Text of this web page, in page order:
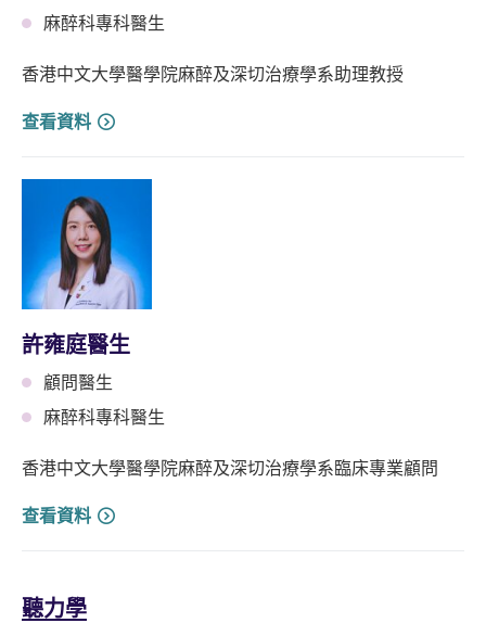
麻醉科專科醫生
香港中文大學醫學院麻醉及深切治療學系助理教授
查看資料
許雍庭醫生
顧問醫生
麻醉科專科醫生
香港中文大學醫學院麻醉及深切治療學系臨床專業顧問
查看資料
聽力學